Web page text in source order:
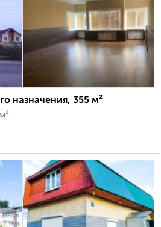
назначения, 355 м²